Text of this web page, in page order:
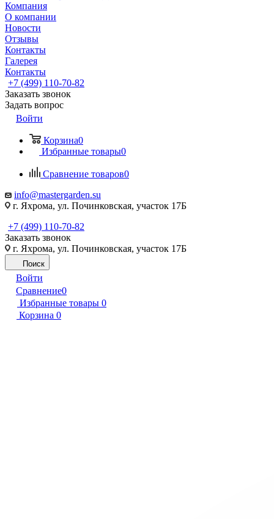
Компания
О компании
Новости
Отзывы
Контакты
Галерея
Контакты
+7 (499) 110-70-82
Заказать звонок
Задать вопрос
Войти
Корзина0
Избранные товары0
Сравнение товаров0
info@mastergarden.su
г. Яхрома, ул. Починковская, участок 17Б
+7 (499) 110-70-82
Заказать звонок
г. Яхрома, ул. Починковская, участок 17Б
Поиск
Войти
Сравнение0
Избранные товары 0
Корзина 0